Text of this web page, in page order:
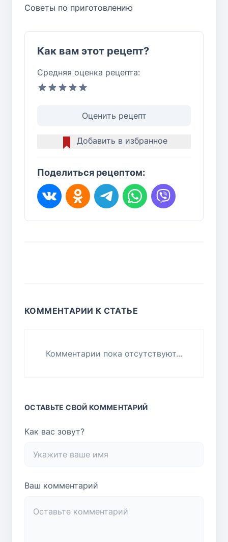
Советы по приготовлению
Как вам этот рецепт?
Средняя оценка рецепта:
Оценить рецепт
Добавить в избранное
Поделиться рецептом:
КОММЕНТАРИИ К СТАТЬЕ
Комментарии пока отсутствуют...
ОСТАВЬТЕ СВОЙ КОММЕНТАРИЙ
Как вас зовут?
Ваш комментарий